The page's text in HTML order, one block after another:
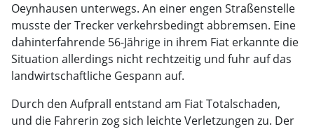
Oeynhausen unterwegs. An einer engen Straßenstelle
musste der Trecker verkehrsbedingt abbremsen. Eine
dahinterfahrende 56-Jährige in ihrem Fiat erkannte die
Situation allerdings nicht rechtzeitig und fuhr auf das
landwirtschaftliche Gespann auf.
Durch den Aufprall entstand am Fiat Totalschaden,
und die Fahrerin zog sich leichte Verletzungen zu. Der